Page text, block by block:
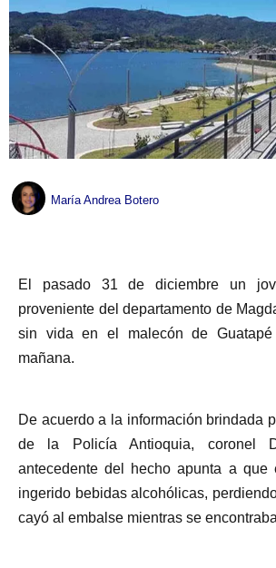
María Andrea Botero
El pasado 31 de diciembre un
proveniente del departamento de
sin vida en el malecón de
mañana.
De acuerdo a la información brindada
de la Policía Antioquia, coronel
antecedente del hecho apunta a que
ingerido bebidas alcohólicas,
cayó al embalse mientras se